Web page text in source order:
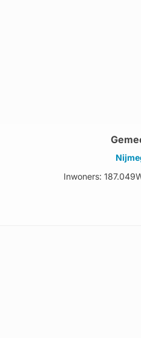
Inwoners: 187.049